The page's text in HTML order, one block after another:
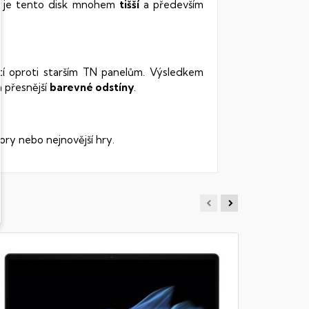
je tento disk mnohem tišší a především
starším TN panelům. Výsledkem
a přesnější barevné odstíny
nebo nejnovější hry.